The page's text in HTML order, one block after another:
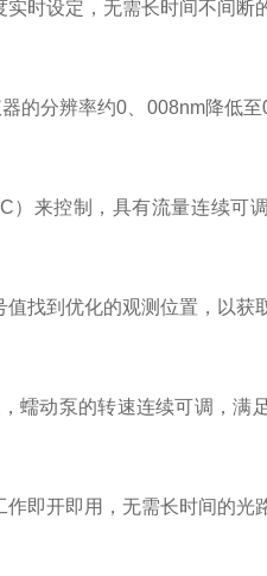
时设定，无需长时间不间断
的分辨率约0、008nm降低至
）来控制，具有流量连续可
找到优化的观测位置，以获
蠕动泵的转速连续可调，满
即开即用，无需长时间的光